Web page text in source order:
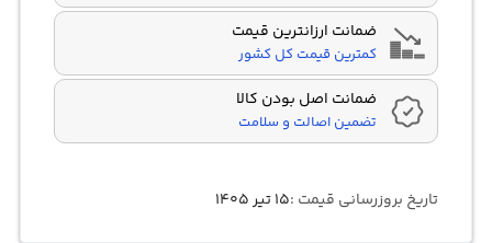
ضمانت ارزانترین قیمت
کمترین قیمت کل کشور
ضمانت اصل بودن کالا
تضمین اصالت و سلامت
تاریخ بروزرسانی قیمت :۱۵ تیر ۱۴۰۵